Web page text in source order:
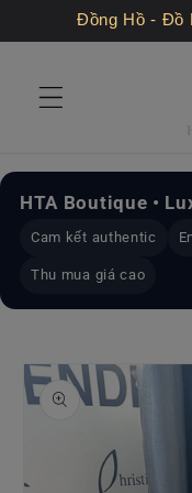
Đồng Hồ - Đồ
đến nội
HTA Boutique •
Cam kết authentic
Thu mua giá cao
đến
thông
tin sản